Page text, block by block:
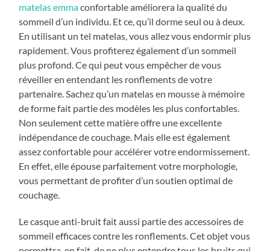
matelas emmaconfortable améliorera la qualité du
sommeil d’un individu. Et ce, qu’il dorme seul ou à deux.
En utilisant un tel matelas, vous allez vous endormir plus
rapidement. Vous profiterez également d’un sommeil
plus profond. Ce qui peut vous empêcher de vous
réveiller en entendant les ronflements de votre
partenaire. Sachez qu’un matelas en mousse à mémoire
de forme fait partie des modèles les plus confortables.
Non seulement cette matière offre une excellente
indépendance de couchage. Mais elle est également
assez confortable pour accélérer votre endormissement.
En effet, elle épouse parfaitement votre morphologie,
vous permettant de profiter d’un soutien optimal de
couchage.
Le casque anti-bruit fait aussi partie des accessoires de
sommeil efficaces contre les ronflements. Cet objet vous